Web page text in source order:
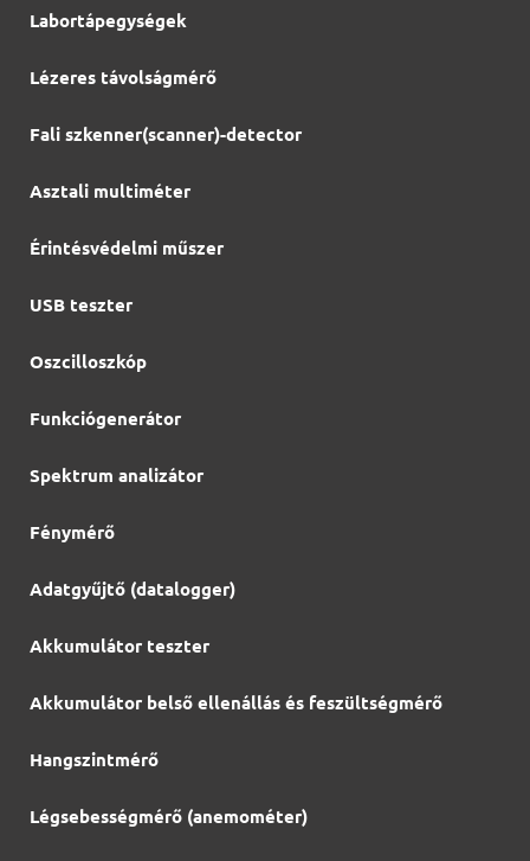
Labortápegységek
Lézeres távolságmérő
Fali szkenner(scanner)-detector
Asztali multiméter
Érintésvédelmi műszer
USB teszter
Oszcilloszkóp
Funkciógenerátor
Spektrum analizátor
Fénymérő
Adatgyűjtő (datalogger)
Akkumulátor teszter
Akkumulátor belső ellenállás és feszültségmérő
Hangszintmérő
Légsebességmérő (anemométer)